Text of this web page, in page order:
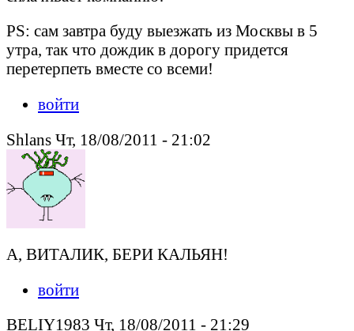
PS: сам завтра буду выезжать из Москвы в 5
утра, так что дождик в дорогу придется
перетерпеть вместе со всеми!
войти
Shlans Чт, 18/08/2011 - 21:02
А, ВИТАЛИК, БЕРИ КАЛЬЯН!
войти
BELIY1983 Чт, 18/08/2011 - 21:29